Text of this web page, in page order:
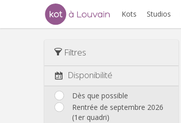
Kots Studios
Filtres
Disponibilité
Dès que possible
Rentrée de septembre 2026
(1er quadri)